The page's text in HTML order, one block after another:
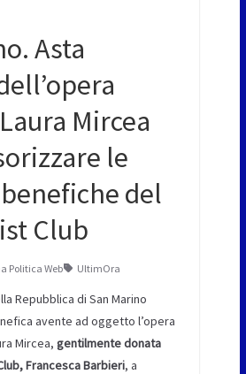
Asta
Mircea
le
del
Club
Politica Web UltimOra
Repubblica di San Marino
avente ad oggetto l’opera
Mircea, gentilmente donata
Francesca Barbieri, a